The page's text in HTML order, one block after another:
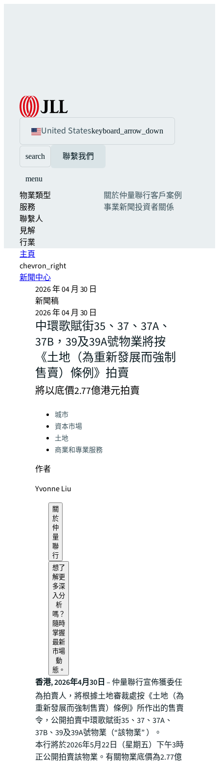
United Stateskeyboard_arrow_down
search 聯繫我們
menu
物業類型
服務
聯繫人
見解
行業
關於仲量聯行客戶案例
事業新聞投資者關係
主頁
chevron_right
新聞中心
2026 年 04 月 30 日
新聞稿
2026 年 04 月 30 日
中環歌賦街35、37、37A、
37B，39及39A號物業將按
《土地（為重新發展而強制
售賣）條例》拍賣
將以底價2.77億港元拍賣
Categories:
城市
資本市場
土地
商業和專業服務
作者
Yvonne Liu
關
於
仲
量
聯
行
想了
解更
多深
入分
析
嗎？
隨時
掌握
最新
市場
動
態。
香港, 2026年4月30日 – 仲量聯行宣佈獲委任
為拍賣人，將根據土地審裁處按《土地（為
重新發展而強制售賣）條例》所作出的售賣
令，公開拍賣中環歌賦街35、37、37A、
37B、39及39A號物業（“該物業” ）。
本行將於2026年5月22日（星期五）下午3時
正公開拍賣該物業。有關物業底價為2.77億